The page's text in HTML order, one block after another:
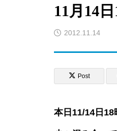
11月14
2012.11.14
Post
本日11/14日18